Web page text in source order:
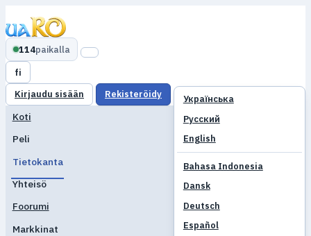
114paikalla
fi
Українська
Русский
English
Bahasa Indonesia
Dansk
Deutsch
Español
Kirjaudu sisään Rekisteröidy
Koti
Peli
Tietokanta
Yhteisö
Foorumi
Markkinat